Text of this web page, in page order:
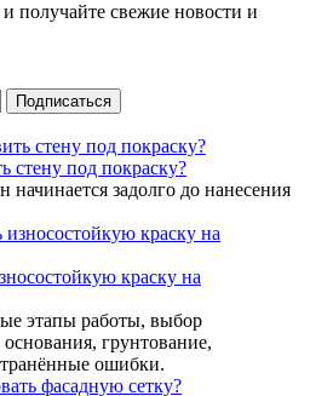
получайте свежие новости и
стену под покраску?
начинается задолго до нанесения
краску на
этапы работы, выбор
грунтование,
ошибки.